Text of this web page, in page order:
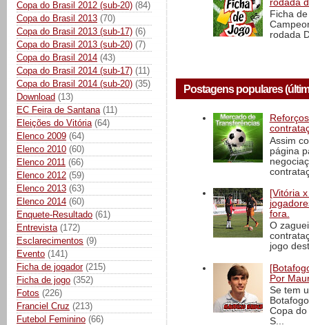
Copa do Brasil 2012 (sub-20) (84)
Copa do Brasil 2013 (70)
Copa do Brasil 2013 (sub-17) (6)
Copa do Brasil 2013 (sub-20) (7)
Copa do Brasil 2014 (43)
Copa do Brasil 2014 (sub-17) (11)
Copa do Brasil 2014 (sub-20) (35)
Download (13)
EC Feira de Santana (11)
Eleições do Vitória (64)
Elenco 2009 (64)
Elenco 2010 (60)
Elenco 2011 (66)
Elenco 2012 (59)
Elenco 2013 (63)
Elenco 2014 (60)
Enquete-Resultado (61)
Entrevista (172)
Esclarecimentos (9)
Evento (141)
Ficha de jogador (215)
Ficha de jogo (352)
Fotos (226)
Franciel Cruz (213)
Futebol Feminino (66)
rodada
Ficha
rodada
Postagens populares
Assim
página
[Vitória
fora.
O
jogo
Por
Se tem
Copa
S...